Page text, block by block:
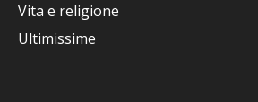
Vita e religione
Ultimissime